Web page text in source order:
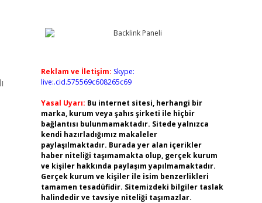
Reklam ve İletişim: Skype:
live:.cid.575569c608265c69
Yasal Uyarı: Bu internet sitesi, herhangi bir
marka, kurum veya şahıs şirketi ile hiçbir
bağlantısı bulunmamaktadır. Sitede yalnızca
kendi hazırladığımız makaleler
paylaşılmaktadır. Burada yer alan içerikler
haber niteliği taşımamakta olup, gerçek kurum
ve kişiler hakkında paylaşım yapılmamaktadır.
Gerçek kurum ve kişiler ile isim benzerlikleri
tamamen tesadüfidir. Sitemizdeki bilgiler taslak
halindedir ve tavsiye niteliği taşımazlar.